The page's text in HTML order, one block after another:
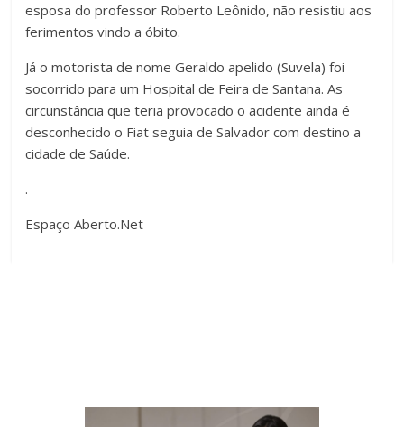
esposa do professor Roberto Leônido, não resistiu aos
ferimentos vindo a óbito.
Já o motorista de nome Geraldo apelido (Suvela) foi
socorrido para um Hospital de Feira de Santana. As
circunstância que teria provocado o acidente ainda é
desconhecido o Fiat seguia de Salvador com destino a
cidade de Saúde.
.
Espaço Aberto.Net